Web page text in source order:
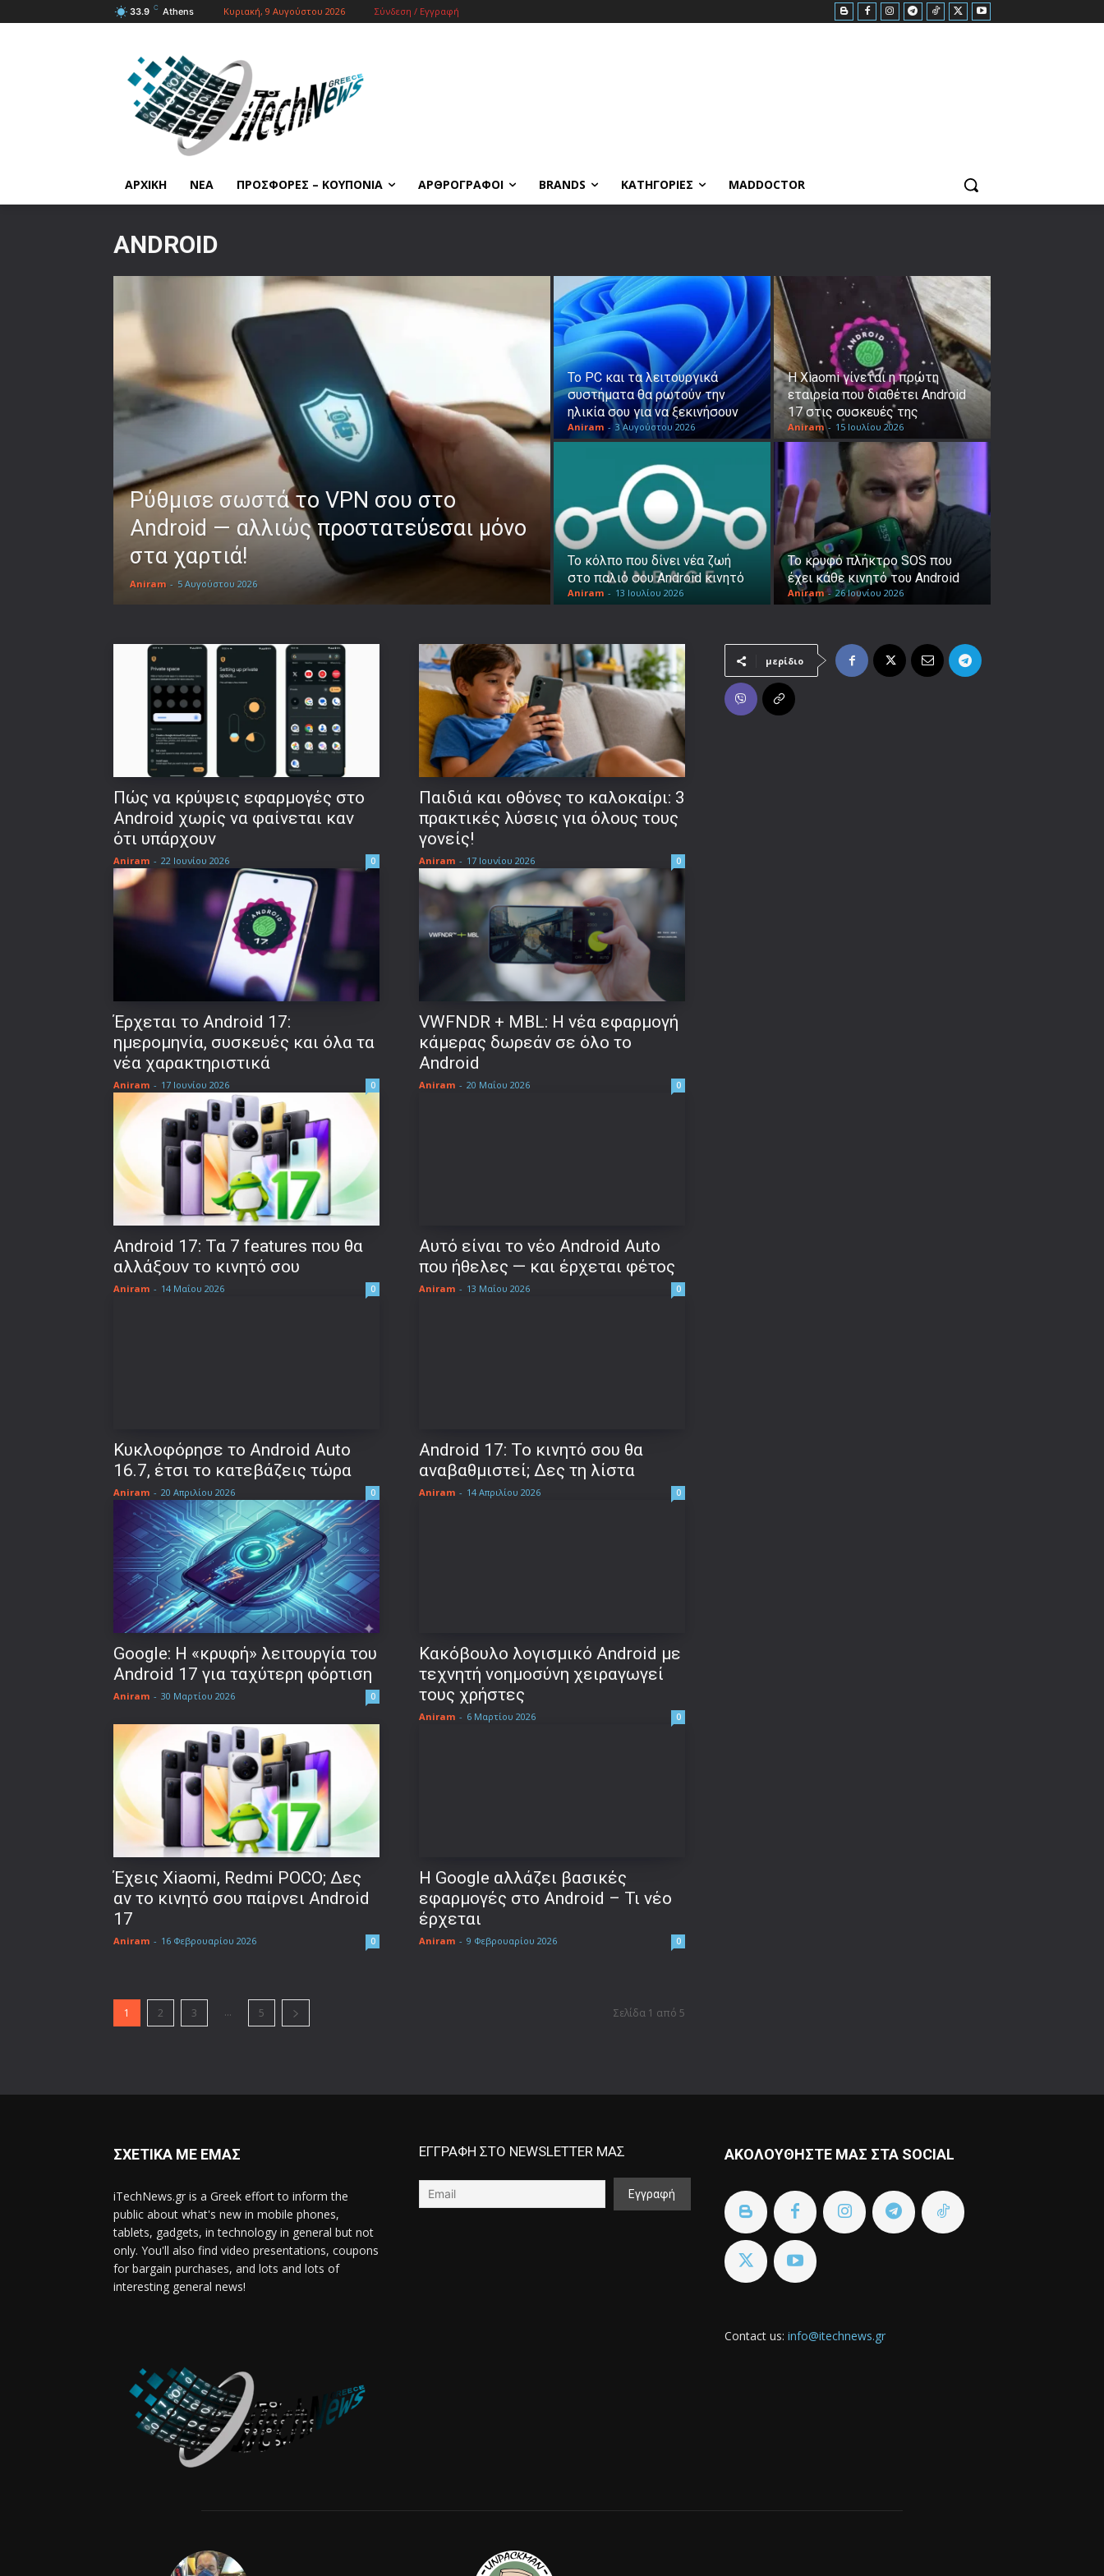
33.9 C Athens Κυριακή, 9 Αυγούστου 2026 Σύνδεση / Εγγραφή
ΑΡΧΙΚΗ ΝΕΑ ΠΡΟΣΦΟΡΕΣ – ΚΟΥΠΟΝΙΑ ΑΡΘΡΟΓΡΑΦΟΙ BRANDS ΚΑΤΗΓΟΡΙΕΣ MADDOCTOR
ANDROID
Ρύθμισε σωστά το VPN σου στο
Android — αλλιώς προστατεύεσαι μόνο
στα χαρτιά!
Aniram - 5 Αυγούστου 2026
Το PC και τα λειτουργικά
συστήματα θα ρωτούν την
ηλικία σου για να ξεκινήσουν
Aniram - 3 Αυγούστου 2026
H Xiaomi γίνεται η πρώτη
εταιρεία που διαθέτει Android
17 στις συσκευές της
Aniram - 15 Ιουλίου 2026
Το κόλπο που δίνει νέα ζωή
στο παλιό σου Android κινητό
Aniram - 13 Ιουλίου 2026
Το κρυφό πλήκτρο SOS που
έχει κάθε κινητό του Android
Aniram - 26 Ιουνίου 2026
Πώς να κρύψεις εφαρμογές στο
Android χωρίς να φαίνεται καν
ότι υπάρχουν
Aniram - 22 Ιουνίου 2026 0
Παιδιά και οθόνες το καλοκαίρι: 3
πρακτικές λύσεις για όλους τους
γονείς!
Aniram - 17 Ιουνίου 2026 0
Έρχεται το Android 17:
ημερομηνία, συσκευές και όλα τα
νέα χαρακτηριστικά
Aniram - 17 Ιουνίου 2026 0
VWFNDR + MBL: Η νέα εφαρμογή
κάμερας δωρεάν σε όλο το
Android
Aniram - 20 Μαΐου 2026 0
Android 17: Τα 7 features που θα
αλλάξουν το κινητό σου
Aniram - 14 Μαΐου 2026 0
Αυτό είναι το νέο Android Auto
που ήθελες — και έρχεται φέτος
Aniram - 13 Μαΐου 2026 0
Κυκλοφόρησε το Android Auto
16.7, έτσι το κατεβάζεις τώρα
Aniram - 20 Απριλίου 2026 0
Android 17: Το κινητό σου θα
αναβαθμιστεί; Δες τη λίστα
Aniram - 14 Απριλίου 2026 0
Google: Η «κρυφή» λειτουργία του
Android 17 για ταχύτερη φόρτιση
Aniram - 30 Μαρτίου 2026 0
Κακόβουλο λογισμικό Android με
τεχνητή νοημοσύνη χειραγωγεί
τους χρήστες
Aniram - 6 Μαρτίου 2026 0
Έχεις Xiaomi, Redmi POCO; Δες
αν το κινητό σου παίρνει Android
17
Aniram - 16 Φεβρουαρίου 2026 0
Η Google αλλάζει βασικές
εφαρμογές στο Android – Τι νέο
έρχεται
Aniram - 9 Φεβρουαρίου 2026 0
1 2 3 ... 5 Σελίδα 1 από 5
μερίδιο
ΣΧΕΤΙΚΑ ΜΕ ΕΜΑΣ
iTechNews.gr is a Greek effort to inform the
public about what's new in mobile phones,
tablets, gadgets, in technology in general but not
only. You'll also find video presentations, coupons
for bargain purchases, and lots and lots of
interesting general news!
ΕΓΓΡΑΦΗ ΣΤΟ NEWSLETTER ΜΑΣ ΑΚΟΛΟΥΘΗΣΤΕ ΜΑΣ ΣΤΑ SOCIAL
Contact us: info@itechnews.gr